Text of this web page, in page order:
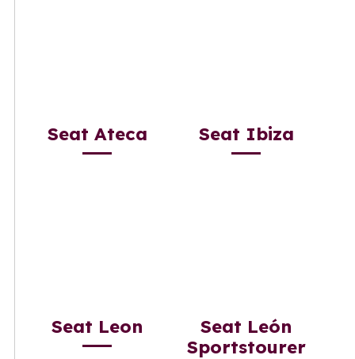
Seat Ateca Seat Ibiza
Seat Leon
Seat León
Sportstourer